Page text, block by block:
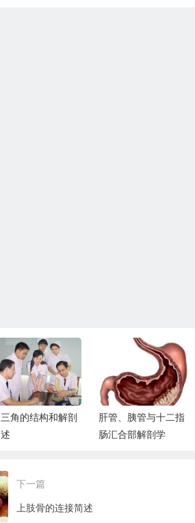
角的结构和解剖
肝管、胰管与十二指
肠汇合部解剖学
下一篇
上肢骨的连接简述